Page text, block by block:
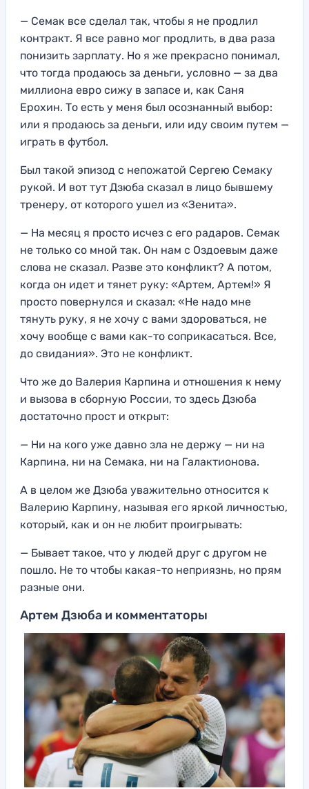
— Семак все сделал так, чтобы я не продлил
контракт. Я все равно мог продлить, в два раза
понизить зарплату. Но я же прекрасно понимал,
что тогда продаюсь за деньги, условно — за два
миллиона евро сижу в запасе и, как Саня
Ерохин. То есть у меня был осознанный выбор:
или я продаюсь за деньги, или иду своим путем —
играть в футбол.
Был такой эпизод с непожатой Сергею Семаку
рукой. И вот тут Дзюба сказал в лицо бывшему
тренеру, от которого ушел из «Зенита».
— На месяц я просто исчез с его радаров. Семак
не только со мной так. Он нам с Оздоевым даже
слова не сказал. Разве это конфликт? А потом,
когда он идет и тянет руку: «Артем, Артем!» Я
просто повернулся и сказал: «Не надо мне
тянуть руку, я не хочу с вами здороваться, не
хочу вообще с вами как-то соприкасаться. Все,
до свидания». Это не конфликт.
Что же до Валерия Карпина и отношения к нему
и вызова в сборную России, то здесь Дзюба
достаточно прост и открыт:
— Ни на кого уже давно зла не держу — ни на
Карпина, ни на Семака, ни на Галактионова.
А в целом же Дзюба уважительно относится к
Валерию Карпину, называя его яркой личностью,
который, как и он не любит проигрывать:
— Бывает такое, что у людей друг с другом не
пошло. Не то чтобы какая-то неприязнь, но прям
разные они.
Артем Дзюба и комментаторы